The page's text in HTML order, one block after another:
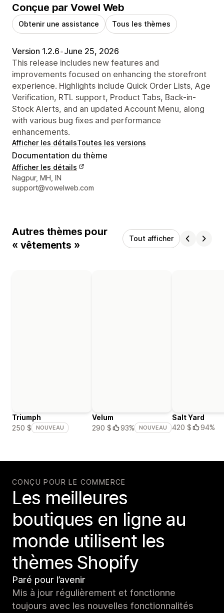
Conçue par Vowel Web
Obtenir une assistance Tous les thèmes
Version 1.2.6•June 25, 2026
This release includes new features and
improvements focused on enhancing the storefront
experience. Highlights include Quick Order Lists, Age
Verification, RTL support, Product Tabs, Back-in-
Stock Alerts, and an updated Account Menu, along
with various bug fixes and performance
enhancements.
Afficher les détailsToutes les versions
Documentation du thème
Afficher les détails
Coordonnées du concepteur
Nagpur, MH, IN
support@vowelweb.com
Autres thèmes pour
« vêtements »
Tout afficher
Triumph
250 $
NOUVEAU
Velum
290 $
93% NOUVEAU
Salt Yard
420 $
94%
CONÇU POUR LE COMMERCE
Les meilleures
boutiques en ligne au
monde utilisent les
thèmes Shopify
Paré pour l’avenir
Mis à jour régulièrement et fonctionne
toujours avec les nouvelles fonctionnalités